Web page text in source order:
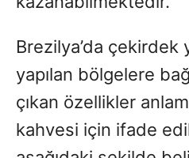
Brezilya’da çekirdek
yapılan bölgelere
çıkan özellikler
kahvesi için ifade